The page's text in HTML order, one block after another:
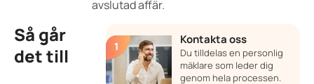
avslutad affär.
Så går
det till
Kontakta oss
Du tilldelas en personlig
mäklare som leder dig
genom hela processen.